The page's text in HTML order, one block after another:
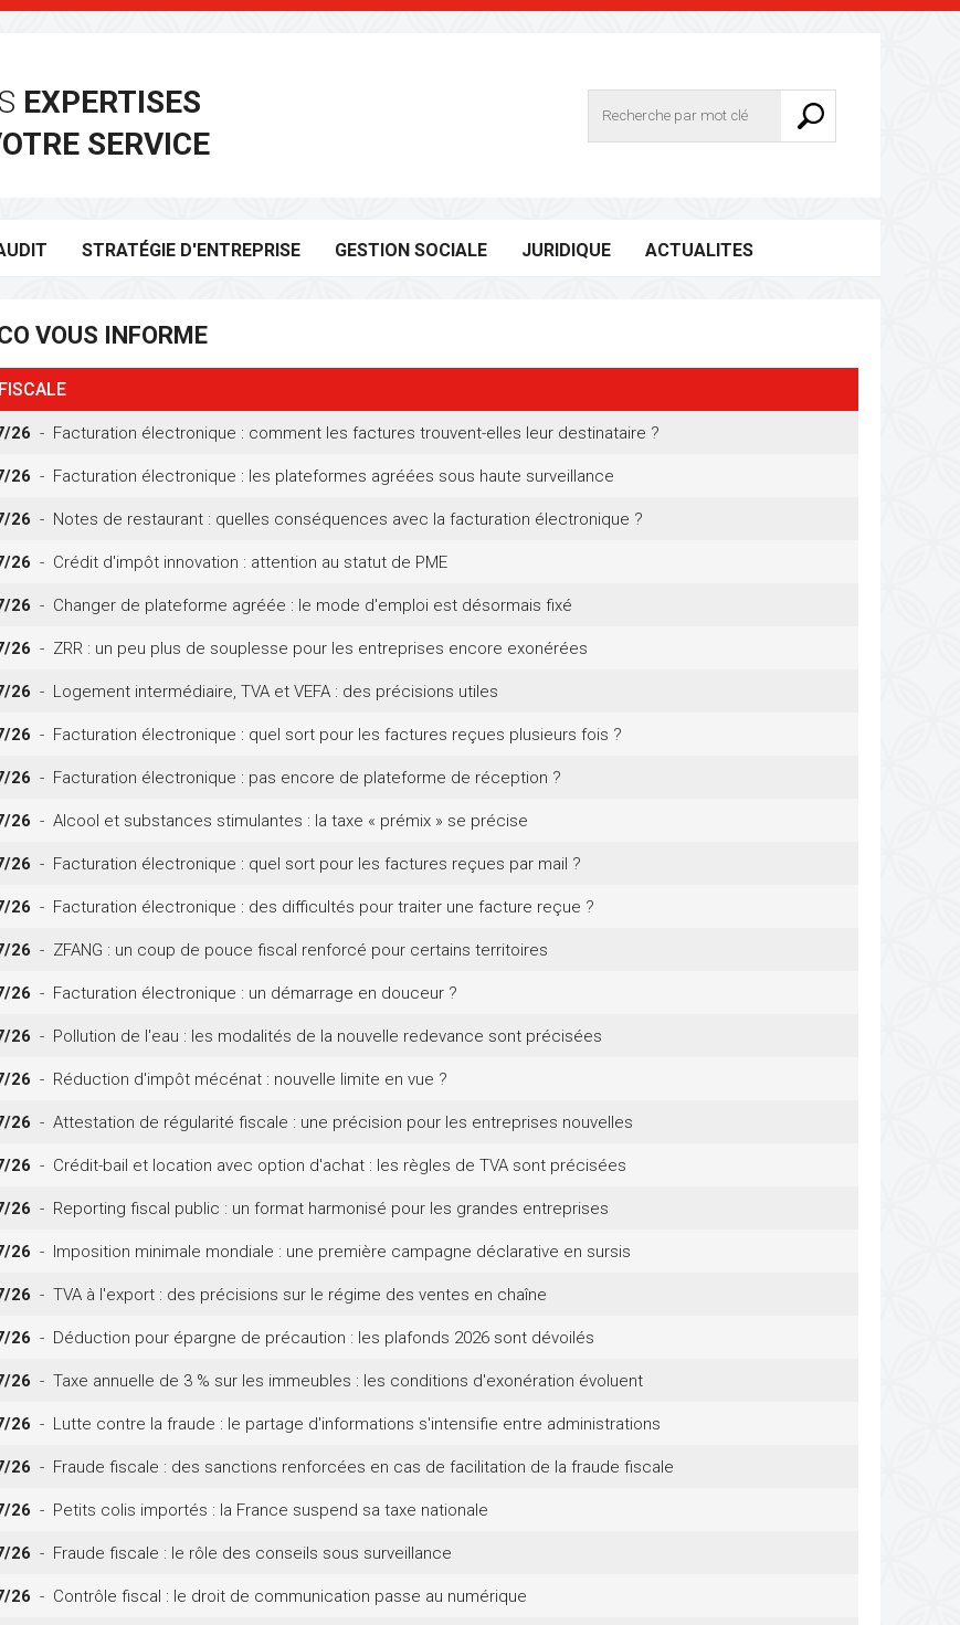
EXPERTISES
SERVICE
STRATÉGIE D'ENTREPRISE GESTION SOCIALE JURIDIQUE ACTUALITES
VOUS INFORME
26 - Facturation électronique : comment les factures trouvent-elles leur destinataire ?
26 - Facturation électronique : les plateformes agréées sous haute surveillance
26 - Notes de restaurant : quelles conséquences avec la facturation électronique ?
26 - Crédit d'impôt innovation : attention au statut de PME
26 - Changer de plateforme agréée : le mode d'emploi est désormais fixé
26 - ZRR : un peu plus de souplesse pour les entreprises encore exonérées
26 - Logement intermédiaire, TVA et VEFA : des précisions utiles
26 - Facturation électronique : quel sort pour les factures reçues plusieurs fois ?
26 - Facturation électronique : pas encore de plateforme de réception ?
26 - Alcool et substances stimulantes : la taxe « prémix » se précise
26 - Facturation électronique : quel sort pour les factures reçues par mail ?
26 - Facturation électronique : des difficultés pour traiter une facture reçue ?
26 - ZFANG : un coup de pouce fiscal renforcé pour certains territoires
26 - Facturation électronique : un démarrage en douceur ?
26 - Pollution de l'eau : les modalités de la nouvelle redevance sont précisées
26 - Réduction d'impôt mécénat : nouvelle limite en vue ?
26 - Attestation de régularité fiscale : une précision pour les entreprises nouvelles
26 - Crédit-bail et location avec option d'achat : les règles de TVA sont précisées
26 - Reporting fiscal public : un format harmonisé pour les grandes entreprises
26 - Imposition minimale mondiale : une première campagne déclarative en sursis
26 - TVA à l'export : des précisions sur le régime des ventes en chaîne
26 - Déduction pour épargne de précaution : les plafonds 2026 sont dévoilés
26 - Taxe annuelle de 3 % sur les immeubles : les conditions d'exonération évoluent
26 - Lutte contre la fraude : le partage d'informations s'intensifie entre administrations
26 - Fraude fiscale : des sanctions renforcées en cas de facilitation de la fraude fiscale
26 - Petits colis importés : la France suspend sa taxe nationale
26 - Fraude fiscale : le rôle des conseils sous surveillance
26 - Contrôle fiscal : le droit de communication passe au numérique